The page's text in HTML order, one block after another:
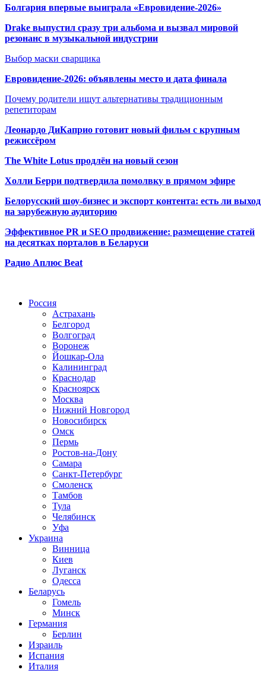
Болгария впервые выиграла «Евровидение-2026»
Drake выпустил сразу три альбома и вызвал мировой
резонанс в музыкальной индустрии
Выбор маски сварщика
Евровидение-2026: объявлены место и дата финала
Почему родители ищут альтернативы традиционным
репетиторам
Леонардо ДиКаприо готовит новый фильм с крупным
режиссёром
The White Lotus продлён на новый сезон
Холли Берри подтвердила помолвку в прямом эфире
Белорусский шоу-бизнес и экспорт контента: есть ли выход
на зарубежную аудиторию
Эффективное PR и SEO продвижение: размещение статей
на десятках порталов в Беларуси
Радио Аплюс Beat
Россия
Астрахань
Белгород
Волгоград
Воронеж
Йошкар-Ола
Калининград
Краснодар
Красноярск
Москва
Нижний Новгород
Новосибирск
Омск
Пермь
Ростов-на-Дону
Самара
Санкт-Петербург
Смоленск
Тамбов
Тула
Челябинск
Уфа
Украина
Винница
Киев
Луганск
Одесса
Беларусь
Гомель
Минск
Германия
Берлин
Израиль
Испания
Италия